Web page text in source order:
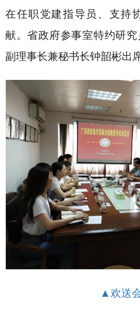
在任职党建指导员、支持
献。省政府参事室特约研
副理事长兼秘书长钟韶彬出
▲欢送